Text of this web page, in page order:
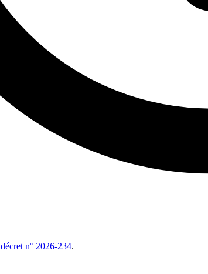
décret n° 2026-234.